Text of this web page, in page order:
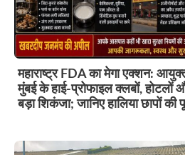
महाराष्ट्र FDA का मेगा एक्शन:
मुंबई के हाई-प्रोफाइल क्लबों, होटलों
बड़ा शिकंजा; जानिए हालिया छापों की